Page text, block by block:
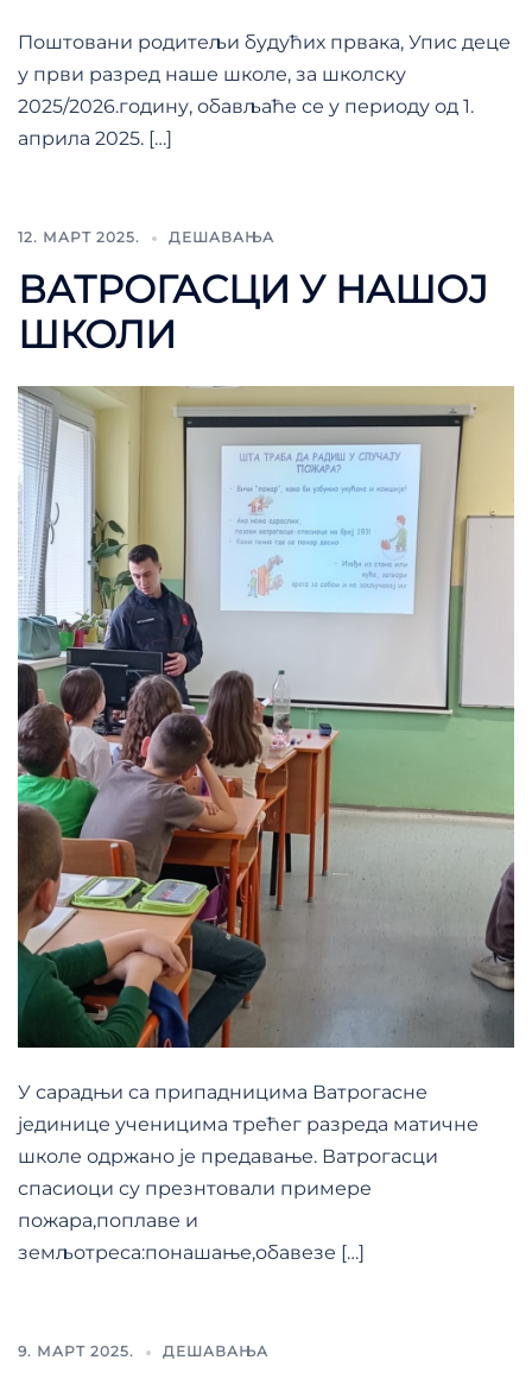
Поштовани родитељи будућих првака, Упис деце
у први разред наше школе, за школску
2025/2026.годину, обављаће се у периоду од 1.
априла 2025. […]
12. МАРТ 2025. ДЕШАВАЊА
ВАТРОГАСЦИ У НАШОЈ
ШКОЛИ
У сарадњи са припадницима Ватрогасне
јединице ученицима трећег разреда матичне
школе одржано је предавање. Ватрогасци
спасиоци су презнтовали примере
пожара,поплаве и
земљотреса:понашање,обавезе […]
9. МАРТ 2025. ДЕШАВАЊА